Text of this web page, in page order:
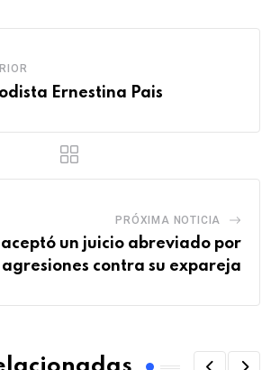
Ernestina Pais
PRÓXIMA NOTICIA
un juicio abreviado por
contra su expareja